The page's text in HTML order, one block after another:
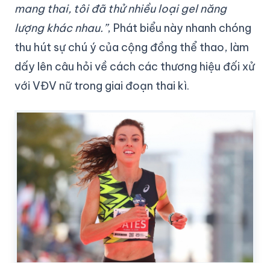
mang thai, tôi đã thử nhiều loại gel năng
lượng khác nhau.”, Phát biểu này nhanh chóng
thu hút sự chú ý của cộng đồng thể thao, làm
dấy lên câu hỏi về cách các thương hiệu đối xử
với VĐV nữ trong giai đoạn thai kì.